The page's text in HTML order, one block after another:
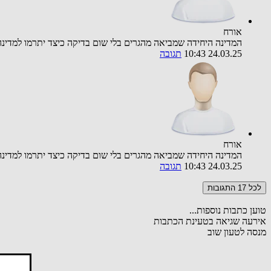
אורח
המדינה היחידה שמביאה מהגרים בלי שום בדיקה כיצד יתרמו
24.03.25 10:43
תגובה
אורח
המדינה היחידה שמביאה מהגרים בלי שום בדיקה כיצד יתרמו
24.03.25 10:43
תגובה
לכל 17 התגובות
טוען כתבות נוספות...
אירעה שגיאה בטעינת הכתבות
מנסה לטעון שוב